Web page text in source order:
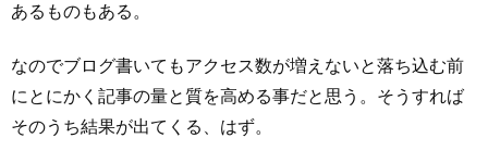
あるものもある。
なのでブログ書いてもアクセス数が増えないと落ち込む前
にとにかく記事の量と質を高める事だと思う。そうすれば
そのうち結果が出てくる、はず。